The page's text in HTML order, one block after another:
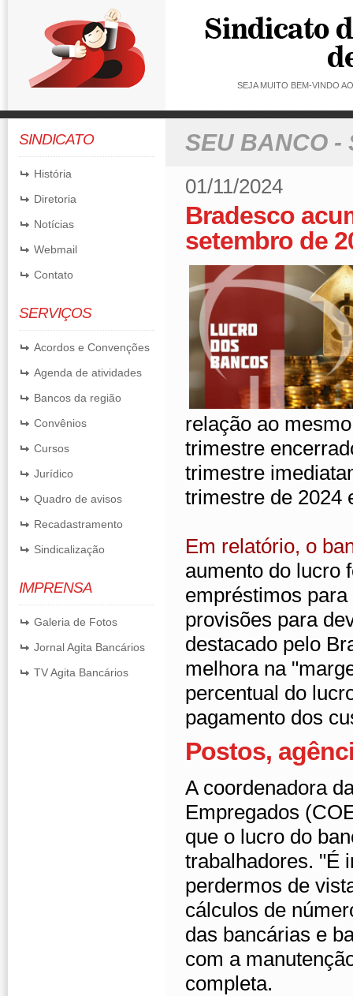
SEJA MUITO BEM-VINDO
SINDICATO
História
Diretoria
Notícias
Webmail
Contato
SERVIÇOS
Acordos e Convenções
Agenda de atividades
Bancos da região
Convênios
Cursos
Jurídico
Quadro de avisos
Recadastramento
Sindicalização
IMPRENSA
Galeria de Fotos
Jornal Agita Bancários
TV Agita Bancários
SEU BANCO -
01/11/2024
Bradesco
setembro de
relação ao
trimestre
trimestre
trimestre de 2024
Em relatório, o
aumento do lucro
empréstimos
provisões para
destacado pelo
melhora na
percentual do
pagamento dos
Postos,
A coordenadora
Empregados
que o lucro do
trabalhadores. "É
perdermos de
cálculos de
das bancárias e
com a
completa.